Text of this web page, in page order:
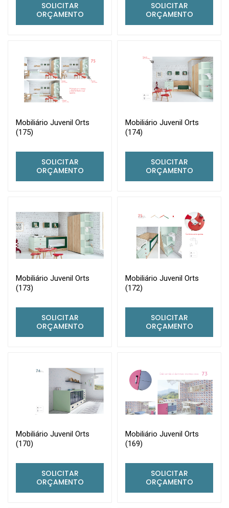
SOLICITAR
ORÇAMENTO
SOLICITAR
ORÇAMENTO
Mobiliário Juvenil Orts
(175)
SOLICITAR
ORÇAMENTO
Mobiliário Juvenil Orts
(174)
SOLICITAR
ORÇAMENTO
Mobiliário Juvenil Orts
(173)
SOLICITAR
ORÇAMENTO
Mobiliário Juvenil Orts
(172)
SOLICITAR
ORÇAMENTO
Mobiliário Juvenil Orts
(170)
SOLICITAR
ORÇAMENTO
Mobiliário Juvenil Orts
(169)
SOLICITAR
ORÇAMENTO